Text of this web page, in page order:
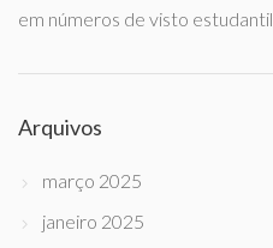
em números de visto estudantil
Arquivos
março 2025
janeiro 2025